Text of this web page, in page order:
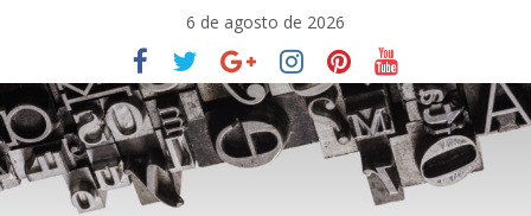
conteúdo
6 de agosto de 2026